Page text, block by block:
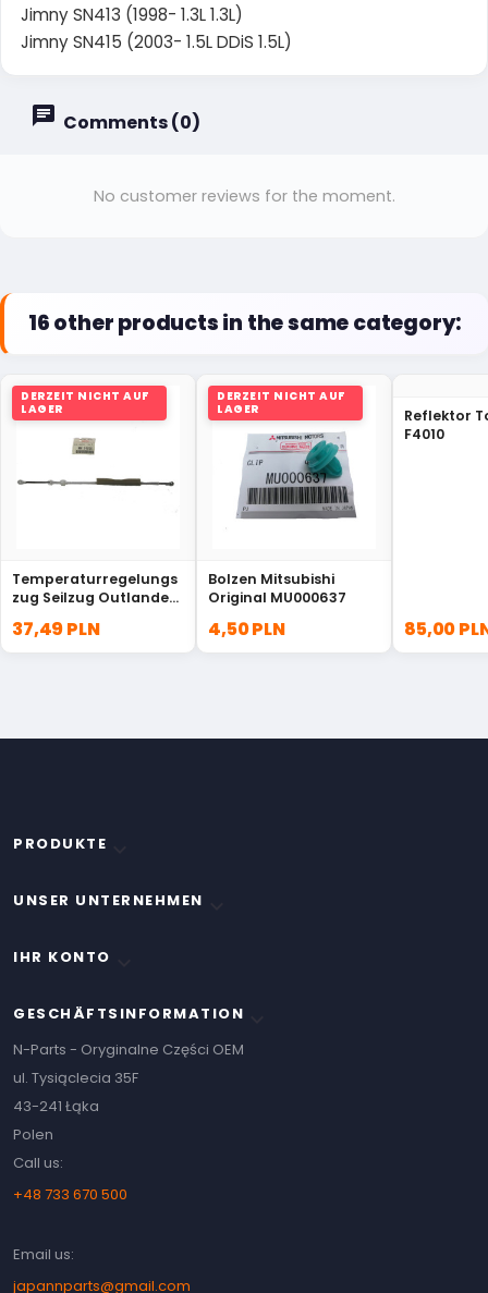
Jimny SN413 (1998- 1.3L 1.3L)
Jimny SN415 (2003- 1.5L DDiS 1.5L)
Comments (0)
No customer reviews for the moment.
16 other products in the same category:
DERZEIT NICHT AUF
LAGER
Temperaturregelungs
zug Seilzug Outlander
37,49 PLN
DERZEIT NICHT AUF
LAGER
Bolzen Mitsubishi
Original MU000637
4,50 PLN
Reflektor
F4010
85,00
PRODUKTE
UNSER UNTERNEHMEN
IHR KONTO
GESCHÄFTSINFORMATION
N-Parts - Oryginalne Części OEM
ul. Tysiąclecia 35F
43-241 Łąka
Polen
Call us:
+48 733 670 500
Email us:
japannparts@gmail.com